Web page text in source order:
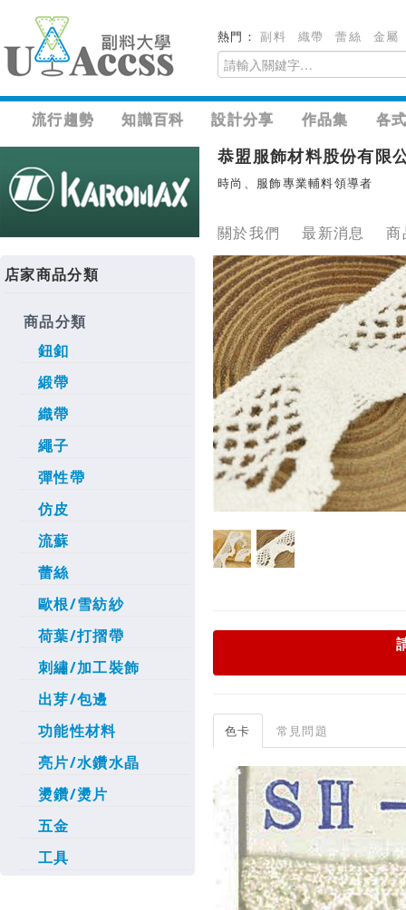
熱門：副料 織帶 蕾絲 金屬
流行趨勢 知識百科 設計分享 作品集 各
恭盟服飾材料股份有限
時尚、服飾專業輔料領導者
關於我們 最新消息 商
店家商品分類
商品分類
鈕釦
緞帶
織帶
繩子
彈性帶
仿皮
流蘇
蕾絲
歐根/雪紡紗
荷葉/打摺帶
刺繡/加工裝飾
出芽/包邊
功能性材料
亮片/水鑽水晶
燙鑽/燙片
五金
工具
色卡 常見問題